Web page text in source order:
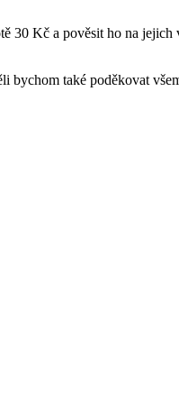
30 Kč a pověsit ho na
také poděkovat